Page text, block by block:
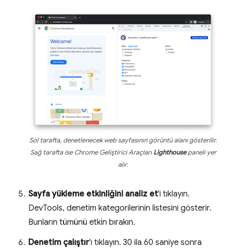
Sol tarafta, denetlenecek web sayfasının görüntü alanı gösterilir.
Sağ tarafta ise Chrome Geliştirici AraçlarıLighthousepaneli yer
alır.
Sayfa yükleme etkinliğini analiz et'i tıklayın.
DevTools, denetim kategorilerinin listesini gösterir.
Bunların tümünü etkin bırakın.
Denetim çalıştır'ı tıklayın. 30 ila 60 saniye sonra